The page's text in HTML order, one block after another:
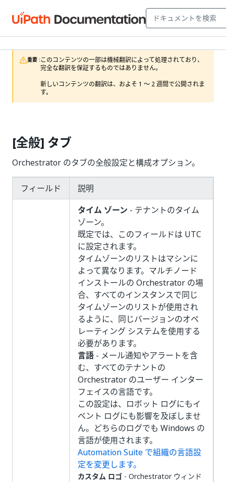
重要 :このコンテンツの一部は機械翻訳によって処理されており、
完全な翻訳を保証するものではありません。
新しいコンテンツの翻訳は、およそ 1 ～ 2 週間で公開されま
す。
[全般] タブ
Orchestrator のタブの全般設定と構成オプション。
フィールド 説明
タイム ゾーン - テナントのタイム
ゾーン。
既定では、このフィールドは UTC
に設定されます。
タイムゾーンのリストはマシンに
よって異なります。マルチノード
インストールの Orchestrator の場
合、すべてのインスタンスで同じ
タイムゾーンのリストが使用され
るように、同じバージョンのオペ
レーティング システムを使用する
必要があります。
言語 - メール通知やアラートを含
む、すべてのテナントの
Orchestrator のユーザー インター
フェイスの言語です。
この設定は、ロボット ログにもイ
ベント ログにも影響を及ぼしませ
ん。どちらのログでも Windows の
言語が使用されます。
Automation Suite で組織の言語設
定を変更します。
カスタム ロゴ - Orchestrator ウィンド